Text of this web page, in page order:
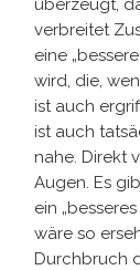
überzeugt,
verbreitet
eine
wird, die,
ist auch
ist auch
nahe. Direkt
Augen. Es
ein
wäre so
Durchbruch